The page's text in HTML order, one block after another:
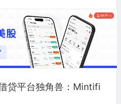
贷平台独角兽：Mintifi